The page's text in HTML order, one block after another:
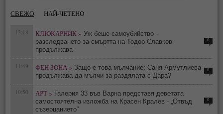
СВЕЖО НАЙ-ЧЕТЕНО
13:18 КЛЮКАРНИК » Уж беше самоубийство -
разследването за смъртта на Тодор Славков
продължава
0
11:49 ФЕН ЗОНА » Защо е това мълчание: Саня Армутлиева
продължава да мълчи за раздялата с Дара?
0
10:50 АРТ » Галерия 33 във Варна представя деветата
самостоятелна изложба на Красен Кралев - „Отвъд
съзерцанието“
0